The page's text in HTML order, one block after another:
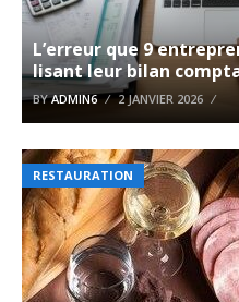
L’erreur que 9
lisant leur bilan
BYADMIN6 2 JANVIER 2026
RESTAURATION